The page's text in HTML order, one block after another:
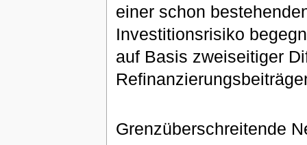
einer schon
Investitionsrisiko
auf Basis zweiseitiger
Grenzüberschreitende